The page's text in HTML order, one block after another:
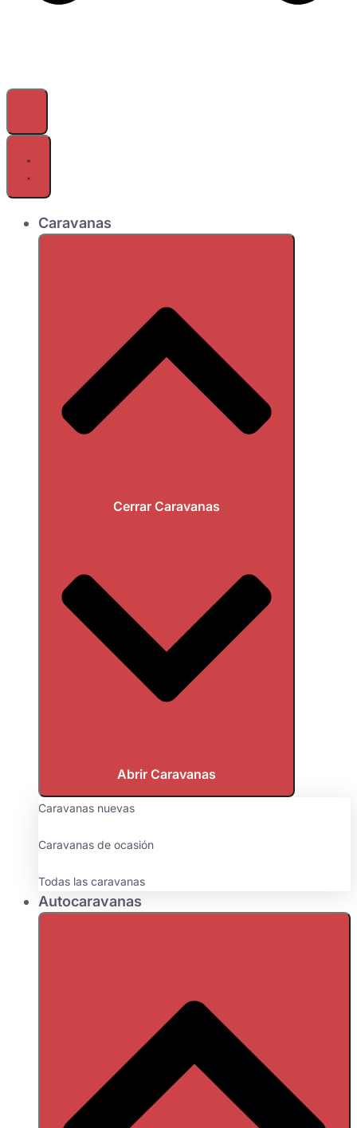
Caravanas
Cerrar Caravanas
Abrir Caravanas
Caravanas nuevas
Caravanas de ocasión
Todas las caravanas
Autocaravanas